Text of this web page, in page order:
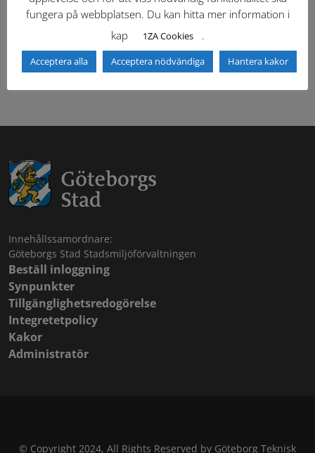
Tidigare versioner Nyheter
Säkerhetsordningen
Innehållssamordnare:
Göteborgs Stad Stadsmiljöförvaltningen
Beställ inloggning
Synpunkter
Tillgänglighetsredogörelse
Integretetpolicy
Kakor
Administratör
© Copyright 2024, All Rights Reserved by Göteborg Teknisk
fungera på webbplatsen. Du kan hitta mer information i
kap
1ZA Cookies .
Acceptera alla Acceptera nödvändiga Hantera kakor